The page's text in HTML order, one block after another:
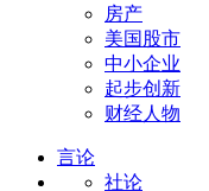
房产
美国股市
中小企业
起步创新
财经人物
言论
社论